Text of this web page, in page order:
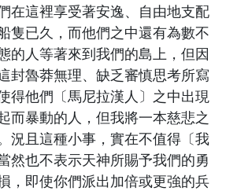
在這裡享受著安逸、自由地支配
隻已久，而他們之中還有為數不
的人等著來到我們的島上，但因
封魯莽無理、缺乏審慎思考所寫
得他們〔馬尼拉漢人〕之中出現
而暴動的人，但我將一本慈悲之
況且這種小事，實在不值得〔我
然也不表示天神所賜予我們的勇
，即使你們派出加倍或更強的兵